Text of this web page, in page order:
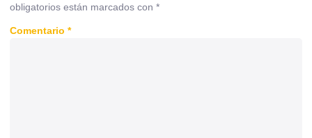
obligatorios están marcados con *
Comentario *